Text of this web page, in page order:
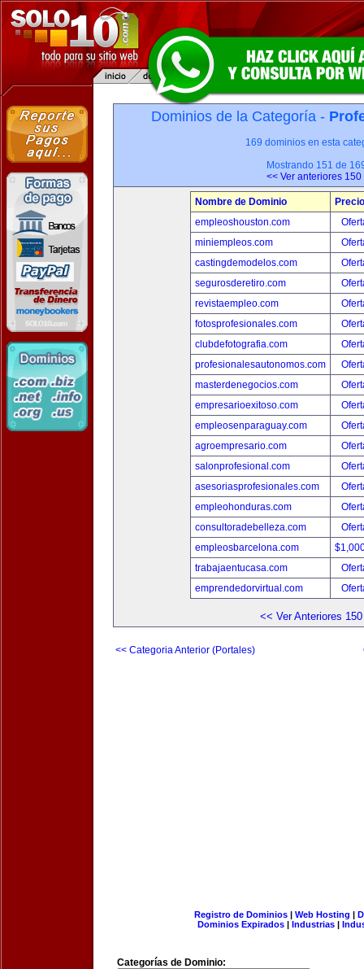
Dominios de la Categoría -
169 dominios en esta
Mostrando 151 de
<< Ver anteriores 150
Nombre de Dominio
Precio
empleoshouston.com
miniempleos.com
castingdemodelos.com
segurosderetiro.com
revistaempleo.com
fotosprofesionales.com
clubdefotografia.com
profesionalesautonomos.com
masterdenegocios.com
empresarioexitoso.com
empleosenparaguay.com
agroempresario.com
salonprofesional.com
asesoriasprofesionales.com
empleohonduras.com
consultoradebelleza.com
empleosbarcelona.com
trabajaentucasa.com
emprendedorvirtual.com
<< Ver Anteriores 150
<< Categoria Anterior (Portales)
Registro de Dominios| Web Hosting |
Dominios Expirados | Industrias |
Categorías de Dominio: